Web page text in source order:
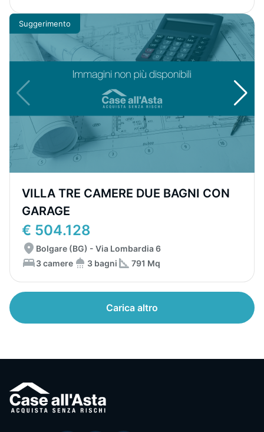
Suggerimento
VILLA TRE CAMERE DUE BAGNI CON
GARAGE
€ 504.128
Bolgare (BG) - Via Lombardia 6
3 camere
3 bagni 791 Mq
Carica altro